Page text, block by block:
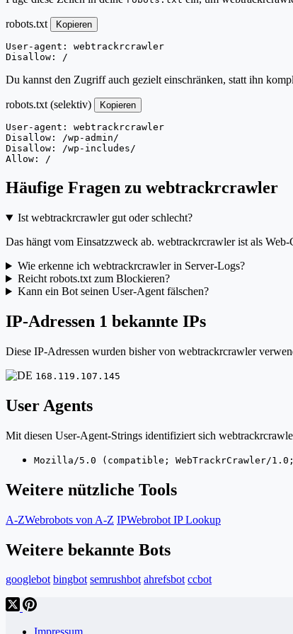
robots.txt Kopieren
User-agent: webtrackrcrawler
Disallow: /
Du kannst den Zugriff auch gezielt einschränken, statt ihn
robots.txt (selektiv) Kopieren
User-agent: webtrackrcrawler
Disallow: /wp-admin/
Disallow: /wp-includes/
Allow: /
Häufige Fragen zu webtrackrcrawler
Ist webtrackrcrawler gut oder schlecht?
Das hängt vom Einsatzzweck ab. webtrackrcrawler ist als
Wie erkenne ich webtrackrcrawler in Server-Logs?
Reicht robots.txt zum Blockieren?
Kann ein Bot seinen User-Agent fälschen?
IP-Adressen 1 bekannte IPs
Diese IP-Adressen wurden bisher von webtrackrcrawler
168.119.107.145
User Agents
Mit diesen User-Agent-Strings identifiziert sich
Mozilla/5.0 (compatible; WebTrackrCrawler/
Weitere nützliche Tools
A-ZWebrobots von A-Z IPWebrobot IP Lookup
Weitere bekannte Bots
googlebot bingbot semrushbot ahrefsbot ccbot